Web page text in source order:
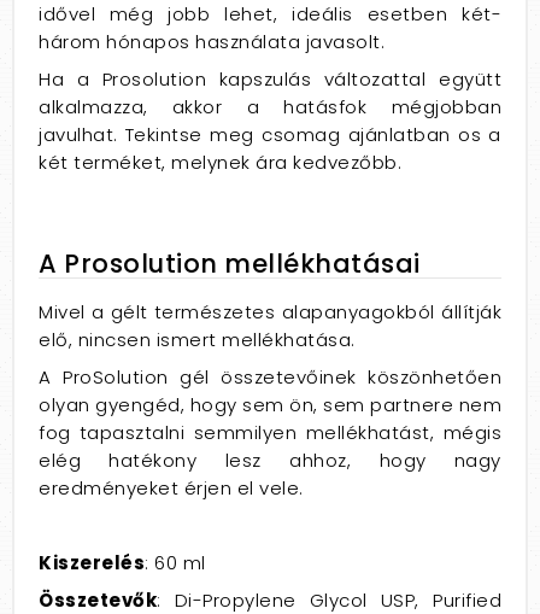
idővel még jobb lehet, ideális esetben két-
három hónapos használata javasolt.
Ha a Prosolution kapszulás változattal együtt
alkalmazza, akkor a hatásfok mégjobban
javulhat. Tekintse meg csomag ajánlatban os a
két terméket, melynek ára kedvezőbb.
A Prosolution mellékhatásai
Mivel a gélt természetes alapanyagokból állítják
elő, nincsen ismert mellékhatása.
A ProSolution gél összetevőinek köszönhetően
olyan gyengéd, hogy sem ön, sem partnere nem
fog tapasztalni semmilyen mellékhatást, mégis
elég hatékony lesz ahhoz, hogy nagy
eredményeket érjen el vele.
Kiszerelés: 60 ml
Összetevők: Di-Propylene Glycol USP, Purified